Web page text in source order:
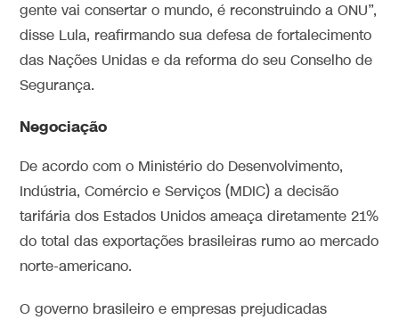
gente vai consertar o mundo, é reconstruindo a ONU”,
disse Lula, reafirmando sua defesa de fortalecimento
das Nações Unidas e da reforma do seu Conselho de
Segurança.
Negociação
De acordo com o Ministério do Desenvolvimento,
Indústria, Comércio e Serviços (MDIC) a decisão
tarifária dos Estados Unidos ameaça diretamente 21%
do total das exportações brasileiras rumo ao mercado
norte-americano.
O governo brasileiro e empresas prejudicadas